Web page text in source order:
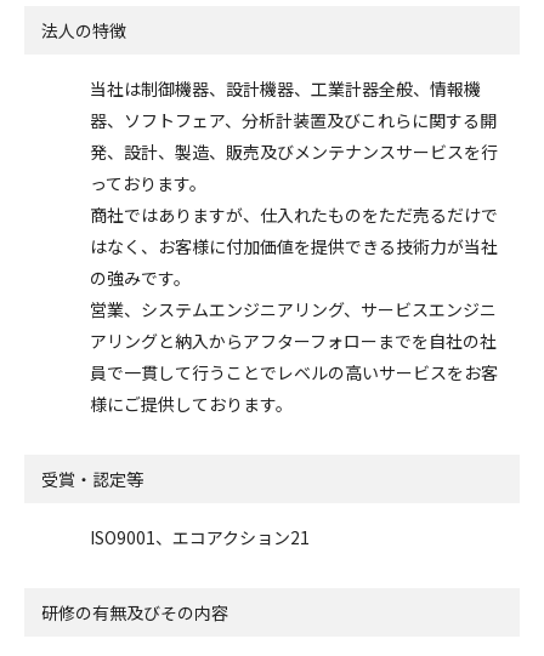
法人の特徴
当社は制御機器、設計機器、工業計器全般、情報機
器、ソフトフェア、分析計装置及びこれらに関する開
発、設計、製造、販売及びメンテナンスサービスを行
っております。
商社ではありますが、仕入れたものをただ売るだけで
はなく、お客様に付加価値を提供できる技術力が当社
の強みです。
営業、システムエンジニアリング、サービスエンジニ
アリングと納入からアフターフォローまでを自社の社
員で一貫して行うことでレベルの高いサービスをお客
様にご提供しております。
受賞・認定等
ISO9001、エコアクション21
研修の有無及びその内容